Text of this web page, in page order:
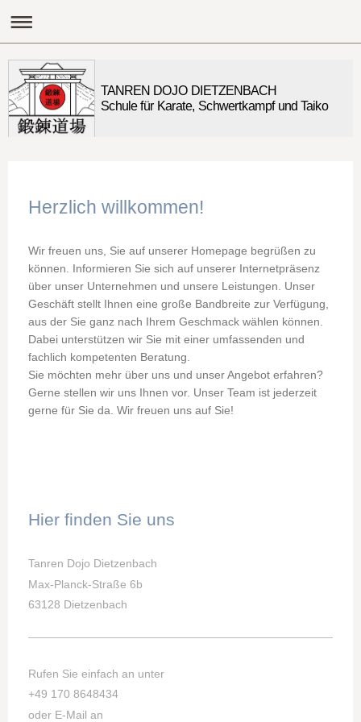
TANREN DOJO DIETZENBACH
Schule für Karate, Schwertkampf und Taiko
Herzlich willkommen!
Wir freuen uns, Sie auf unserer Homepage begrüßen zu
können. Informieren Sie sich auf unserer Internetpräsenz
über unser Unternehmen und unsere Leistungen. Unser
Geschäft stellt Ihnen eine große Bandbreite zur Verfügung,
aus der Sie ganz nach Ihrem Geschmack wählen können.
Dabei unterstützen wir Sie mit einer umfassenden und
fachlich kompetenten Beratung.
Sie möchten mehr über uns und unser Angebot erfahren?
Gerne stellen wir uns Ihnen vor. Unser Team ist jederzeit
gerne für Sie da. Wir freuen uns auf Sie!
Hier finden Sie uns
Tanren Dojo Dietzenbach
Max-Planck-Straße 6b
63128 Dietzenbach
Rufen Sie einfach an unter
+49 170 8648434
oder E-Mail an